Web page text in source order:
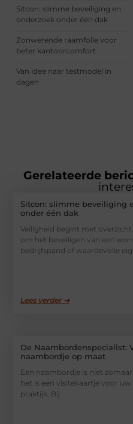
Sitcon: slimme beveiliging en
onderzoek onder één dak
Zonwerende raamfolie voor
beter kantoorcomfort
Van idee naar testmodel in
dagen
Gerelateerde
Sitcon: slimme beveiliging
onder één dak
Veiligheid begint met
om het beveiligen van een
bedrijfspand of waardevolle
Lees verder ➜
De Naambordenspecialist:
naambordje op maat
Een naambordje is niet
het is een visitekaartje voor
praktijk. Bij